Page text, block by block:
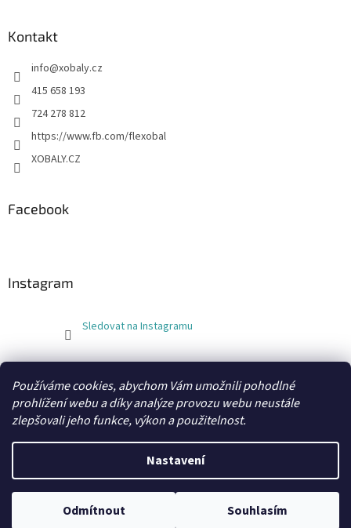
Používáme cookies, abychom Vám umožnili pohodlné
prohlížení webu a díky analýze provozu webu neustále
zlepšovali jeho funkce, výkon a použitelnost.
Nastavení
Odmítnout Souhlasím
Kontakt
info@xobaly.cz
415 658 193
724 278 812
https://www.fb.com/flexobal
XOBALY.CZ
Facebook
Instagram
Sledovat na Instagramu
Copyright 2026xobaly.cz. Všechna práva vyhrazena.
Grafický návrh a kódování vytvořilBEOM.cz.